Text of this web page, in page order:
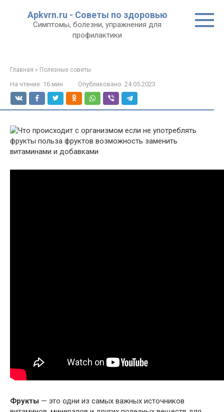
Apkvrn.ru - Советы по здоровью
Симптомы, болезни, упражнения для
профилактики
Главная » Полезные советы
На чтение: 16 мин Опубликовано: 24.05.2023
Фрукты — это одни из самых важных источников